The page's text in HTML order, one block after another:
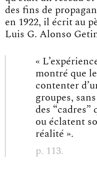
des fins de
en 1922, il écrit au
Luis G. Alonso
«
montré que
contenter
groupes,
des
ou éclatent
réalité ».
p. 113.